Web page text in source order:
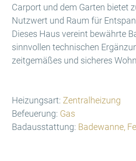
Carport und dem Garten bietet
Nutzwert und Raum für
Dieses Haus vereint bewährte
sinnvollen technischen
zeitgemäßes und sicheres
Heizungsart: Zentralheizung
Befeuerung: Gas
Badausstattung: Badewanne,